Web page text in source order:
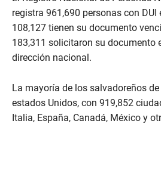
registra 961,690 personas con DUI
108,127 tienen su documento
183,311 solicitaron su documento
dirección nacional.
La mayoría de los salvadoreños
estados Unidos, con 919,852
Italia, España, Canadá, México y